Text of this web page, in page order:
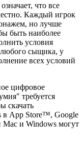
что все
Каждый игрок
но лучше
быть наиболее
условия
любого сыщика, у
всех условий
цифровое
требуется
скачать
в App Store™, Google
и Windows могут